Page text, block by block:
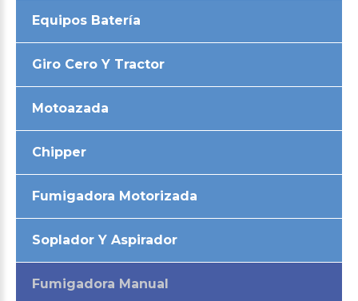
Equipos Batería
Giro Cero Y Tractor
Motoazada
Chipper
Fumigadora Motorizada
Soplador Y Aspirador
Fumigadora Manual